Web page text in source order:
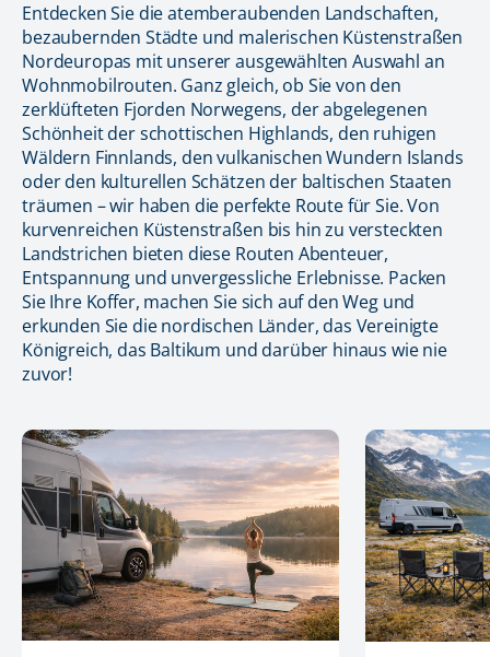
Entdecken Sie die atemberaubenden Landschaften,
bezaubernden Städte und malerischen Küstenstraßen
Nordeuropas mit unserer ausgewählten Auswahl an
Wohnmobilrouten. Ganz gleich, ob Sie von den
zerklüfteten Fjorden Norwegens, der abgelegenen
Schönheit der schottischen Highlands, den ruhigen
Wäldern Finnlands, den vulkanischen Wundern Islands
oder den kulturellen Schätzen der baltischen Staaten
träumen – wir haben die perfekte Route für Sie. Von
kurvenreichen Küstenstraßen bis hin zu versteckten
Landstrichen bieten diese Routen Abenteuer,
Entspannung und unvergessliche Erlebnisse. Packen
Sie Ihre Koffer, machen Sie sich auf den Weg und
erkunden Sie die nordischen Länder, das Vereinigte
Königreich, das Baltikum und darüber hinaus wie nie
zuvor!